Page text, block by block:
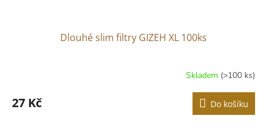
Dlouhé slim filtry GIZEH XL 100ks
produktu
je
Skladem (>100 ks)
27 Kč Do košíku